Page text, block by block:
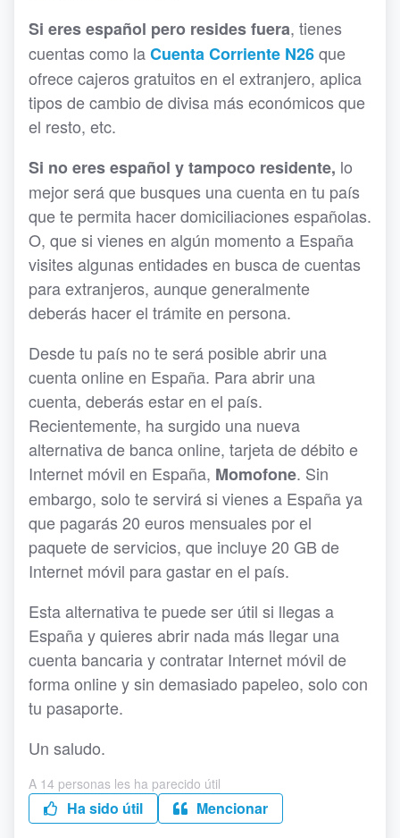
Si eres español pero resides fuera, tienes
cuentas como laCuenta Corriente N26que
ofrece cajeros gratuitos en el extranjero, aplica
tipos de cambio de divisa más económicos que
el resto, etc.
Si no eres español y tampoco residente, lo
mejor será que busques una cuenta en tu país
que te permita hacer domiciliaciones españolas.
O, que si vienes en algún momento a España
visites algunas entidades en busca de cuentas
para extranjeros, aunque generalmente
deberás hacer el trámite en persona.
Desde tu país no te será posible abrir una
cuenta online en España. Para abrir una
cuenta, deberás estar en el país.
Recientemente, ha surgido una nueva
alternativa de banca online, tarjeta de débito e
Internet móvil en España, Momofone. Sin
embargo, solo te servirá si vienes a España ya
que pagarás 20 euros mensuales por el
paquete de servicios, que incluye 20 GB de
Internet móvil para gastar en el país.
Esta alternativa te puede ser útil si llegas a
España y quieres abrir nada más llegar una
cuenta bancaria y contratar Internet móvil de
forma online y sin demasiado papeleo, solo con
tu pasaporte.
Un saludo.
A 14 personas les ha parecido útil
Ha sido útil Mencionar